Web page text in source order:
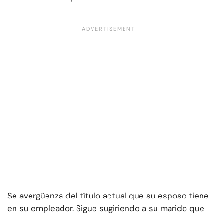
Se avergüenza del título actual que su esposo tiene
en su empleador. Sigue sugiriendo a su marido que